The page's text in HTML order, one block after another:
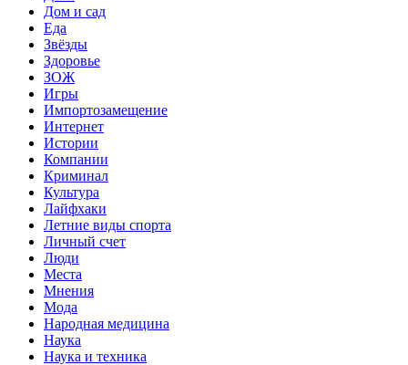
Дом и сад
Еда
Звёзды
Здоровье
ЗОЖ
Игры
Импортозамещение
Интернет
Истории
Компании
Криминал
Культура
Лайфхаки
Летние виды спорта
Личный счет
Люди
Места
Мнения
Мода
Народная медицина
Наука
Наука и техника